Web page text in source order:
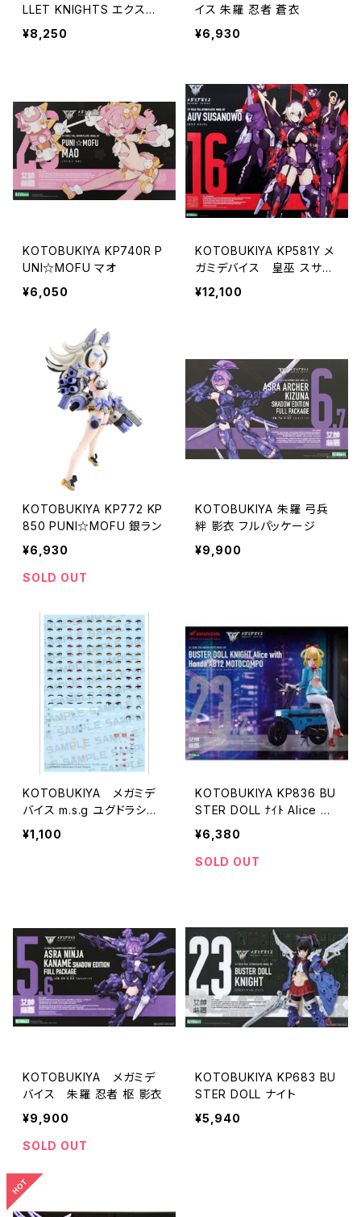
LLET KNIGHTS エクスキ
ューショナー HELL BLAZE
¥8,250
イス 朱羅 忍者 蒼衣
¥6,930
KOTOBUKIYA KP740R P
UNI☆MOFU マオ
¥6,050
KOTOBUKIYA KP581Y メ
ガミデバイス 皇巫 スサノ
ヲ
¥12,100
KOTOBUKIYA KP772 KP
850 PUNI☆MOFU 銀ラン
¥6,930
SOLD OUT
KOTOBUKIYA 朱羅 弓兵
絆 影衣 フルパッケージ
¥9,900
KOTOBUKIYA メガミデ
バイス m.s.g ユグドラシス
ガルム・リッパー アイデカー
ルセット
¥1,100
KOTOBUKIYA KP836 BU
STER DOLL ﾅｲﾄ Alice wit
h ﾓﾄｺﾝﾎﾟ
¥6,380
SOLD OUT
KOTOBUKIYA メガミデ
バイス 朱羅 忍者 枢 影衣
¥9,900
SOLD OUT
KOTOBUKIYA KP683 BU
STER DOLL ナイト
¥5,940